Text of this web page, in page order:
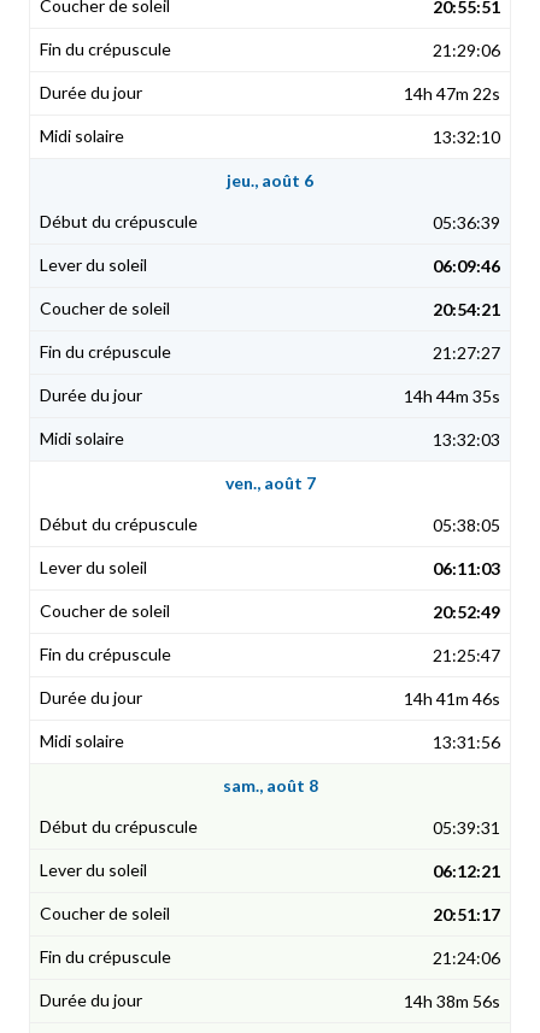
20:55:51
21:29:06
14h 47m 22s
13:32:10
jeu., août 6
05:36:39
06:09:46
20:54:21
21:27:27
14h 44m 35s
13:32:03
ven., août 7
05:38:05
06:11:03
20:52:49
21:25:47
14h 41m 46s
13:31:56
sam., août 8
05:39:31
06:12:21
20:51:17
21:24:06
14h 38m 56s